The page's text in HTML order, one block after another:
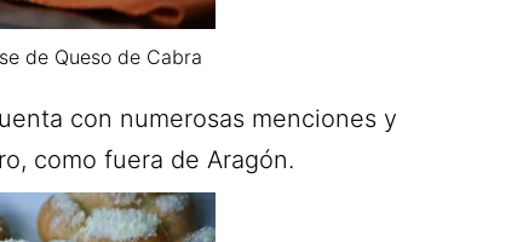
de Queso de Cabra
con numerosas menciones y
como fuera de Aragón.